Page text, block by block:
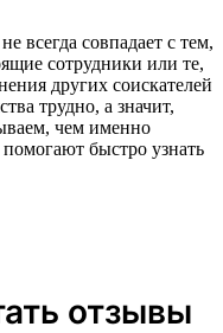
всегда совпадает с тем,
сотрудники или те,
других соискателей
трудно, а значит,
чем именно
быстро узнать
отзывы